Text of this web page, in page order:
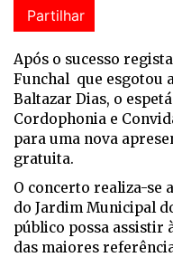
Partilhar
Após o sucesso
Funchal que esgotou
Baltazar Dias, o
Cordophonia e
para uma nova
gratuita.
O concerto realiza-se
do Jardim Municipal
público possa assistir
das maiores